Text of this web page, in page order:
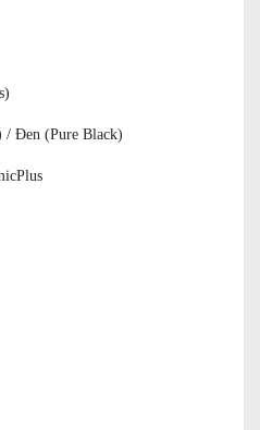
/ Đen (Pure Black)